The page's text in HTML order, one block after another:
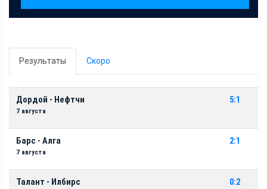
Результаты Скоро
Дордой - Нефтчи
7 августа
5:1
Барс - Алга
7 августа
2:1
Талант - Илбирс 0:2